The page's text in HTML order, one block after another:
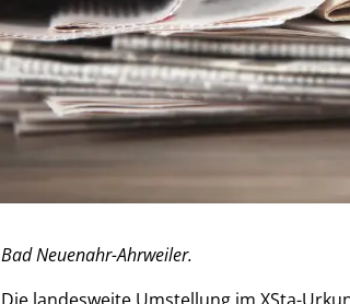
Bad Neuenahr-Ahrweiler.